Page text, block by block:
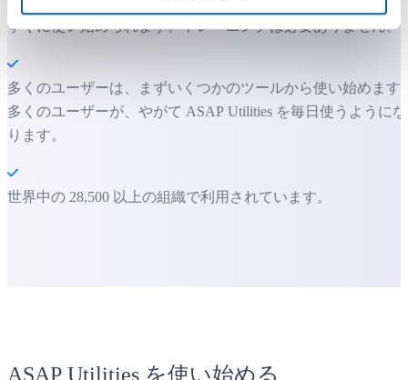
すぐに使い始められます。トレーニングは必要ありません。
多くのユーザーは、まずいくつかのツールから使い始めます
多くのユーザーが、やがて ASAP Utilities を毎日使うようにな
ります。
世界中の 28,500 以上の組織で利用されています。
ASAP Utilities を使い始める